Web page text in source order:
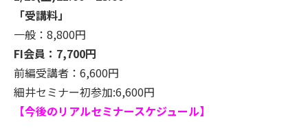
「受講料」
一般：8,800円
FI会員：7,700円
前編受講者：6,600円
細井セミナー初参加:6,600円
【今後のリアルセミナースケジュール】